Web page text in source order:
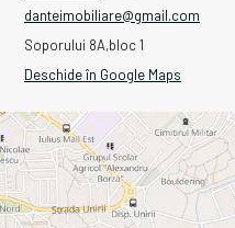
danteimobiliare@gmail.com
Soporului 8A,bloc 1
Deschide în Google Maps